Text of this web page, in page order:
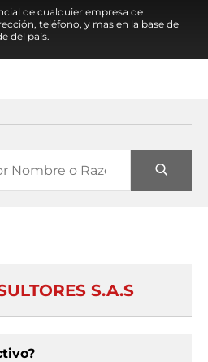
de cualquier empresa de
teléfono, y mas en la base de
del país.
S.A.S